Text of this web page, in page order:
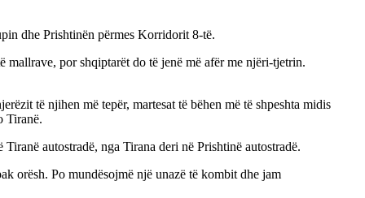
dhe Prishtinën përmes Korridorit 8-të.
por shqiptarët do të jenë më afër me njëri-tjetrin.
të njihen më tepër, martesat të bëhen më të shpeshta midis
Tiranë.
autostradë, nga Tirana deri në Prishtinë autostradë.
orësh. Po mundësojmë një unazë të kombit dhe jam